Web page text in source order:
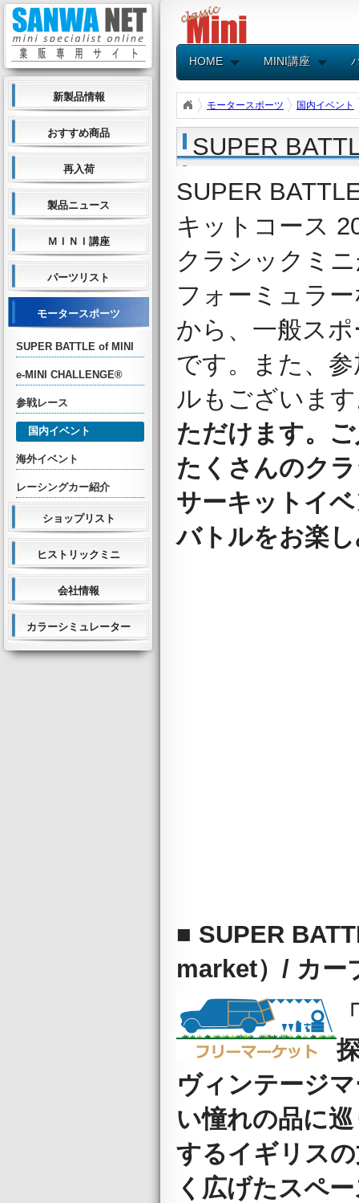
新製品情報
おすすめ商品
再入荷
製品ニュース
ＭＩＮＩ講座
パーツリスト
モータースポーツ
SUPER BATTLE of MINI
e-MINI CHALLENGE®
参戦レース
国内イベント
海外イベント
レーシングカー紹介
ショップリスト
ヒストリックミニ
会社情報
カラーシミュレーター
HOME MINI講座
モータースポーツ 国内イベント
SUPER
SUPER
キットコース
クラシックミ
フォーミュラ
から、一般ス
です。また、
ルもございま
ただけます。
たくさんのク
サーキットイ
バトルをお楽
■ SUPER
market）/ カー
ヴィンテージ
い憧れの品に
するイギリス
く広げたスペ